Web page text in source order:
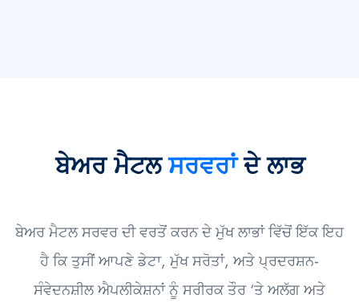
ਬੇਅਰ ਮੈਟਲਸਰਵਰਾਂਦੇ ਲਾਭ
ਬੇਅਰ ਮੈਟਲ ਸਰਵਰ ਦੀ ਵਰਤੋਂ ਕਰਨ ਦੇ ਮੁੱਖ ਲਾਭਾਂ ਵਿੱਚੋਂ ਇੱਕ ਇਹ
ਹੈ ਕਿ ਤੁਸੀਂ ਆਪਣੇ ਡੇਟਾ, ਮੁੱਖ ਸਰੋਤਾਂ, ਅਤੇ ਪ੍ਰਦਰਸ਼ਨ-
ਸੰਵੇਦਨਸ਼ੀਲ ਐਪਲੀਕੇਸ਼ਨਾਂ ਨੂੰ ਸਰੀਰਕ ਤੌਰ ‘ਤੇ ਅਲੱਗ ਅਤੇ